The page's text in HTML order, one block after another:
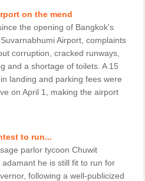
on the mend
the opening of Bangkok's
Airport, complaints
corruption, cracked runways,
and a shortage of toilets. A 15
landing and parking fees were
on April 1, making the airport
to run...
parlor tycoon Chuwit
adamant he is still fit to run for
following a well-publicized